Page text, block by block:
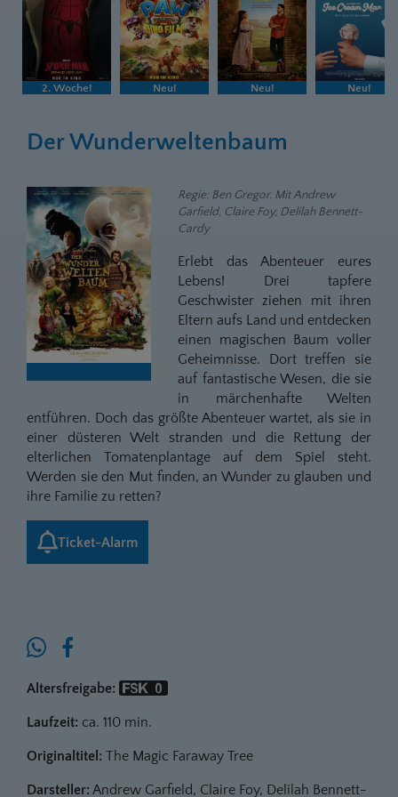
2. Woche! Neu! Neu! Neu!
Der Wunderweltenbaum
Regie: Ben Gregor. Mit Andrew
Garfield, Claire Foy, Delilah Bennett-
Cardy
Erlebt das Abenteuer eures
Lebens! Drei tapfere
Geschwister ziehen mit ihren
Eltern aufs Land und entdecken
einen magischen Baum voller
Geheimnisse. Dort treffen sie
auf fantastische Wesen, die sie
in märchenhafte Welten
entführen. Doch das größte Abenteuer wartet, als sie in
einer düsteren Welt stranden und die Rettung der
elterlichen Tomatenplantage auf dem Spiel steht.
Werden sie den Mut finden, an Wunder zu glauben und
ihre Familie zu retten?
Ticket-Alarm
Altersfreigabe:
Laufzeit: ca. 110 min.
Originaltitel: The Magic Faraway Tree
Darsteller: Andrew Garfield, Claire Foy, Delilah Bennett-